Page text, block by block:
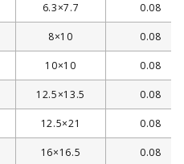
6.3×7.7 0.08
8×10 0.08
10×10 0.08
12.5×13.5 0.08
12.5×21 0.08
16×16.5 0.08